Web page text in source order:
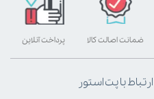
پرداخت آنلاین ضمانت اصالت کالا
ارتباط با پت استور